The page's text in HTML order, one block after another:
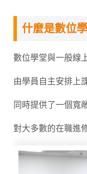
什麼是數位
數位學堂與一般線
由學員自主安排上
同時提供了一個寬
對大多數的在職進